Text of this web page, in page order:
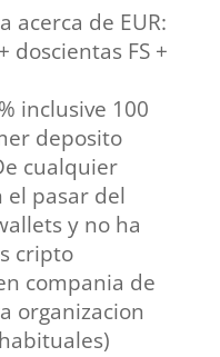
acerca de EUR:
doscientas FS +
inclusive 100
deposito
cualquier
pasar del
y no ha
cripto
compania de
organizacion